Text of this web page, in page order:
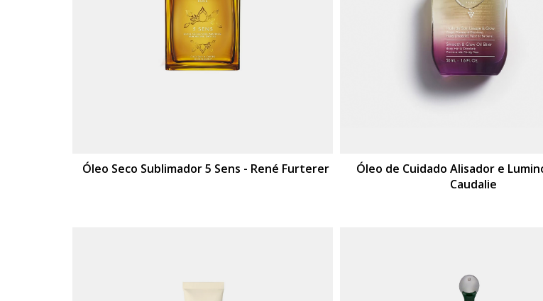
Óleo Seco Sublimador 5 Sens - René Furterer
Óleo de Cuidado Alisador e
Caudalie